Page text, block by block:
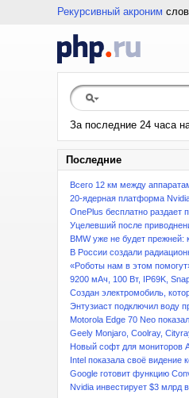
Рекурсивный акроним
За последние 24 часа
Последние
Всего 12 км между
20-ядерная платформа
OnePlus бесплатно раздает
Уцелевший после
BMW уже не будет прежней:
В России создали
«Роботы нам в этом
9200 мАч, 100 Вт, IP69K,
Создан электромобиль,
Энтузиаст подключил воду
Motorola Edge 70 Neo
Geely Monjaro, Coolray,
Новый софт для мониторов
Intel показала своё видение
Google готовит функцию
Nvidia инвестирует $3 млрд